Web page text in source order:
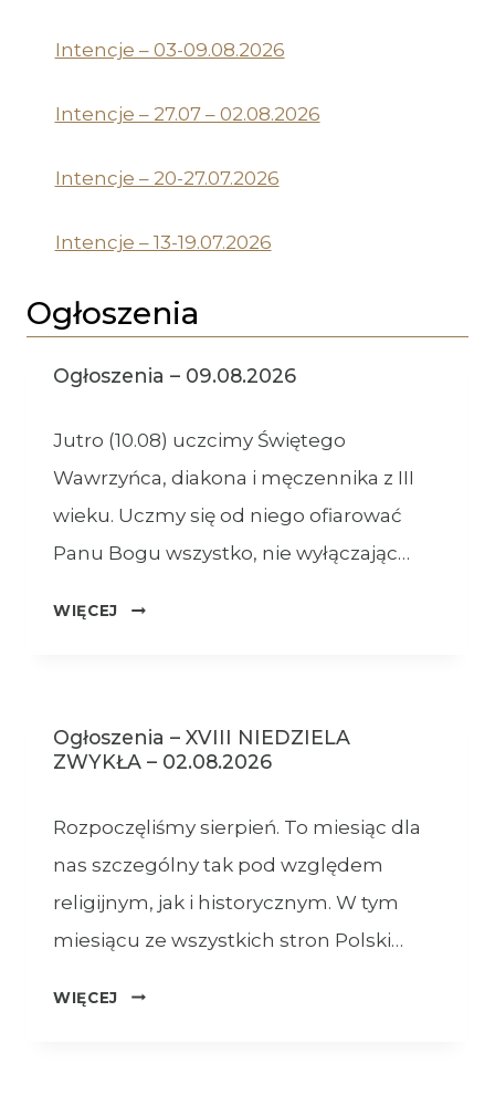
Intencje – 03-09.08.2026
Intencje – 27.07 – 02.08.2026
Intencje – 20-27.07.2026
Intencje – 13-19.07.2026
Ogłoszenia
Ogłoszenia – 09.08.2026
Jutro (10.08) uczcimy Świętego
Wawrzyńca, diakona i męczennika z III
wieku. Uczmy się od niego ofiarować
Panu Bogu wszystko, nie wyłączając…
WIĘCEJ
OGŁOSZENIA
Ogłoszenia – XVIII NIEDZIELA
ZWYKŁA – 02.08.2026
Rozpoczęliśmy sierpień. To miesiąc dla
nas szczególny tak pod względem
religijnym, jak i historycznym. W tym
miesiącu ze wszystkich stron Polski…
WIĘCEJ
OGŁOSZENIA